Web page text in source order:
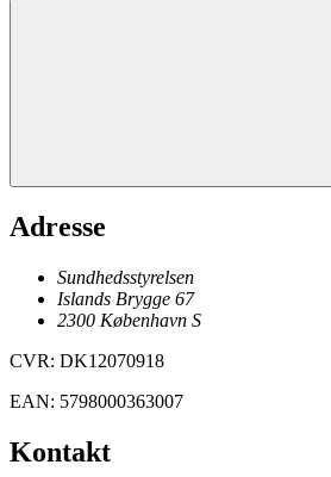
Adresse
Sundhedsstyrelsen
Islands Brygge 67
2300 København S
CVR: DK12070918
EAN: 5798000363007
Kontakt